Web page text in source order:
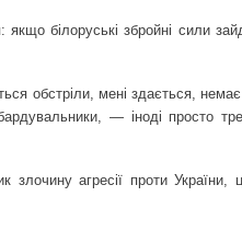
білоруські збройні сили
обстріли, мені здається,
— іноді
злочину агресії проти